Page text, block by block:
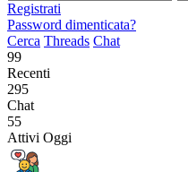
Registrati
Password dimenticata?
Cerca Threads Chat
99
Recenti
295
Chat
55
Attivi Oggi